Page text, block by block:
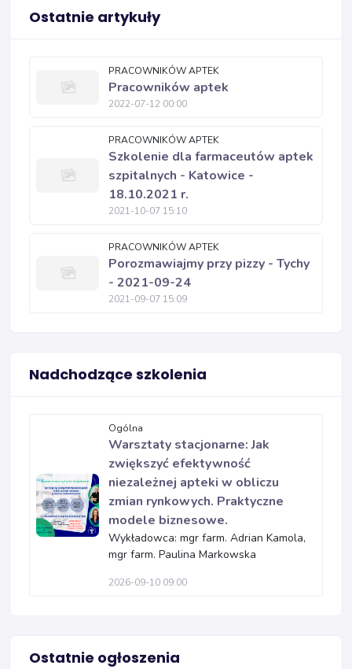
Ostatnie artykuły
PRACOWNIKÓW APTEK
Pracowników aptek
2022-07-12 00:00
PRACOWNIKÓW APTEK
Szkolenie dla farmaceutów aptek
szpitalnych - Katowice -
18.10.2021 r.
2021-10-07 15:10
PRACOWNIKÓW APTEK
Porozmawiajmy przy pizzy - Tychy
- 2021-09-24
2021-09-07 15:09
Nadchodzące szkolenia
Ogólna
Warsztaty stacjonarne: Jak
zwiększyć efektywność
niezależnej apteki w obliczu
zmian rynkowych. Praktyczne
modele biznesowe.
Wykładowca: mgr farm. Adrian Kamola,
mgr farm. Paulina Markowska
2026-09-10 09:00
Ostatnie ogłoszenia